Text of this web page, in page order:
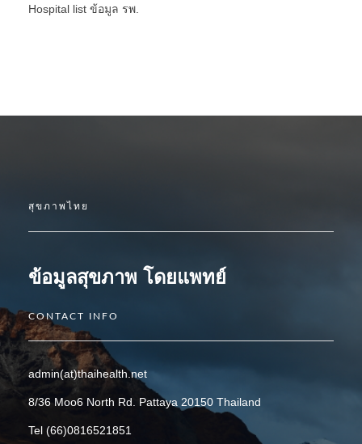
Hospital list ข้อมูล รพ.
สุขภาพไทย
ข้อมูลสุขภาพ โดยแพทย์
CONTACT INFO
admin(at)thaihealth.net
8/36 Moo6 North Rd. Pattaya 20150 Thailand
Tel (66)0816521851